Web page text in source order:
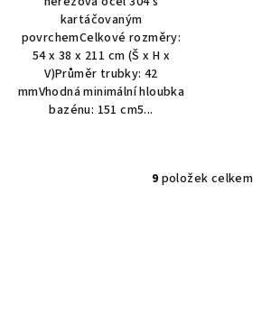
kartáčovaným
povrchemCelkové rozměry:
54 x 38 x 211 cm (Š x H x
V)Průměr trubky: 42
mmVhodná minimální hloubka
bazénu: 151 cm5...
O
9 položek celkem